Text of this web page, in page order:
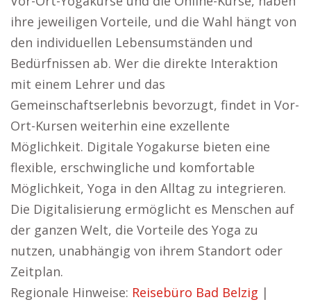
ihre jeweiligen Vorteile, und die Wahl hängt von
den individuellen Lebensumständen und
Bedürfnissen ab. Wer die direkte Interaktion
mit einem Lehrer und das
Gemeinschaftserlebnis bevorzugt, findet in Vor-
Ort-Kursen weiterhin eine exzellente
Möglichkeit. Digitale Yogakurse bieten eine
flexible, erschwingliche und komfortable
Möglichkeit, Yoga in den Alltag zu integrieren.
Die Digitalisierung ermöglicht es Menschen auf
der ganzen Welt, die Vorteile des Yoga zu
nutzen, unabhängig von ihrem Standort oder
Zeitplan.
Regionale Hinweise: Reisebüro Bad Belzig |